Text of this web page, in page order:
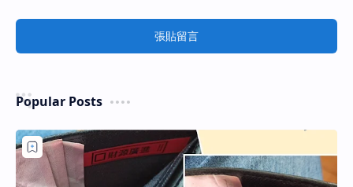
張貼留言
Popular Posts